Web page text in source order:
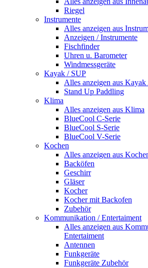
Riegel
Instrumente
Alles anzeigen aus
Anzeigen / Instrumente
Fischfinder
Uhren u. Barometer
Windmessgeräte
Kayak / SUP
Alles anzeigen aus
Stand Up Paddling
Klima
Alles anzeigen aus Klima
BlueCool C-Serie
BlueCool S-Serie
BlueCool V-Serie
Kochen
Alles anzeigen aus
Backöfen
Geschirr
Gläser
Kocher
Kocher mit Backofen
Zubehör
Kommunikation / Entertaiment
Alles anzeigen aus
Entertaiment
Antennen
Funkgeräte
Funkgeräte Zubehör